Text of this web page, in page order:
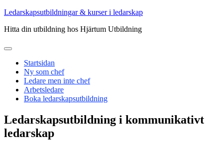
Ledarskapsutbildningar & kurser i ledarskap
Hitta din utbildning hos Hjärtum Utbildning
Startsidan
Ny som chef
Ledare men inte chef
Arbetsledare
Boka ledarskapsutbildning
Ledarskapsutbildning i kommunikativt
ledarskap